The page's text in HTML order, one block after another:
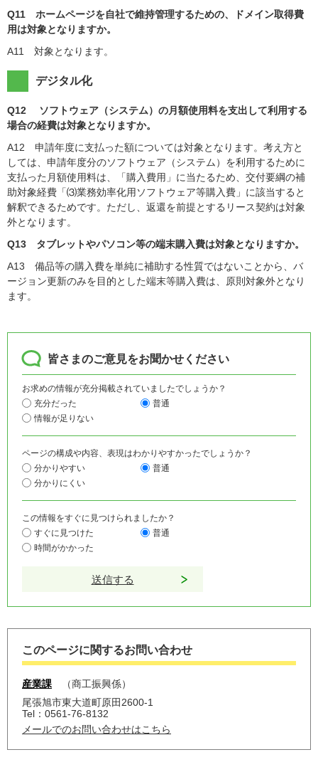
Q11 ホームページを自社で維持管理するための、ドメイン取得費
用は対象となりますか。
A11 対象となります。
デジタル化
Q12 ソフトウェア（システム）の月額使用料を支出して利用する
場合の経費は対象となりますか。
A12 申請年度に支払った額については対象となります。考え方と
しては、申請年度分のソフトウェア（システム）を利用するために
支払った月額使用料は、「購入費用」に当たるため、交付要綱の補
助対象経費「⑶業務効率化用ソフトウェア等購入費」に該当すると
解釈できるためです。ただし、返還を前提とするリース契約は対象
外となります。
Q13 タブレットやパソコン等の端末購入費は対象となりますか。
A13 備品等の購入費を単純に補助する性質ではないことから、バ
ージョン更新のみを目的とした端末等購入費は、原則対象外となり
ます。
皆さまのご意見をお聞かせください
お求めの情報が充分掲載されていましたでしょうか？
充分だった
普通
情報が足りない
ページの構成や内容、表現はわかりやすかったでしょうか？
分かりやすい
普通
分かりにくい
この情報をすぐに見つけられましたか？
すぐに見つけた
普通
時間がかかった
このページに関するお問い合わせ
産業課
商工振興係
尾張旭市東大道町原田2600-1
Tel：0561-76-8132
メールでのお問い合わせはこちら